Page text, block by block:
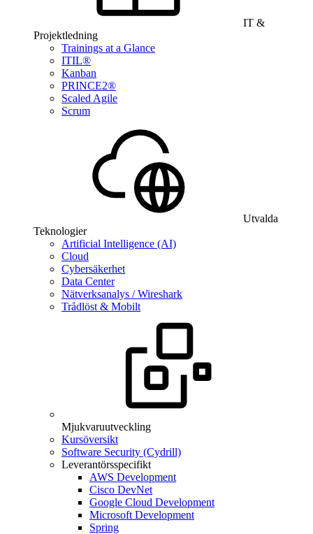
IT &
Projektledning
Trainings at a Glance
ITIL®
Kanban
PRINCE2®
Scaled Agile
Scrum
Utvalda
Teknologier
Artificial Intelligence (AI)
Cloud
Cybersäkerhet
Data Center
Nätverksanalys / Wireshark
Trådlöst & Mobilt
Mjukvaruutveckling
Kursöversikt
Software Security (Cydrill)
Leverantörsspecifikt
AWS Development
Cisco DevNet
Google Cloud Development
Microsoft Development
Spring